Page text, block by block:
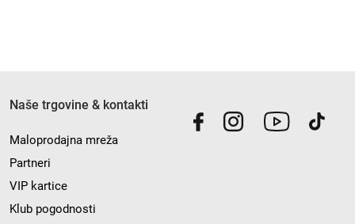
Naše trgovine & kontakti
Maloprodajna mreža
Partneri
VIP kartice
Klub pogodnosti